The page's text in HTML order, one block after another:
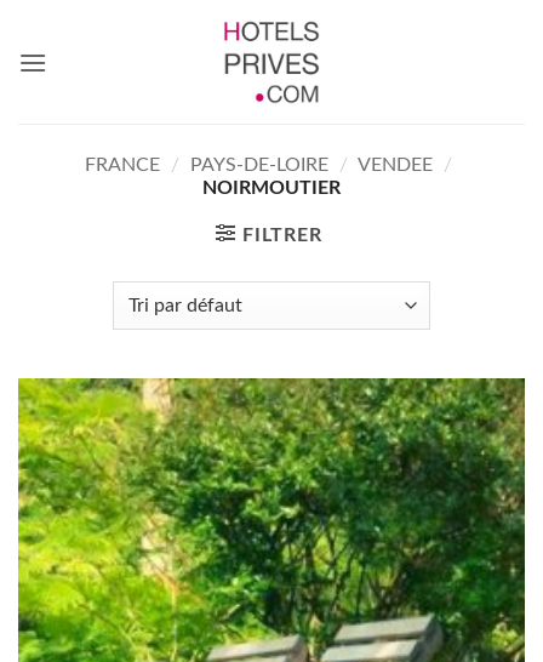
contenu
FRANCE / PAYS-DE-LOIRE / VENDEE
/
NOIRMOUTIER
FILTRER